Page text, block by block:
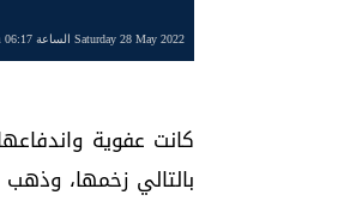
Saturday 28 May 2022 الساعة 06:17 pm
كانت عفوية
بالتالي زخمها،